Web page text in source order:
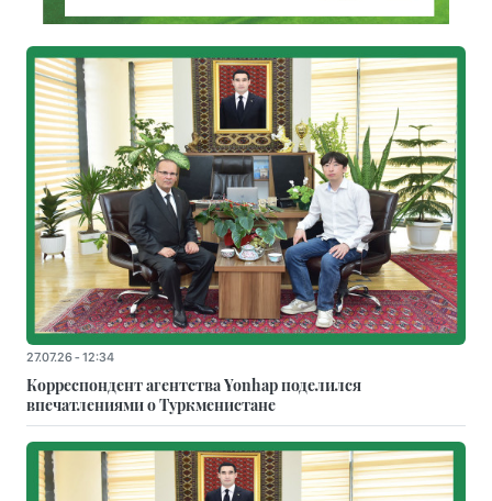
27.07.26 - 12:34
Корреспондент агентства Yonhap поделился
впечатлениями о Туркменистане